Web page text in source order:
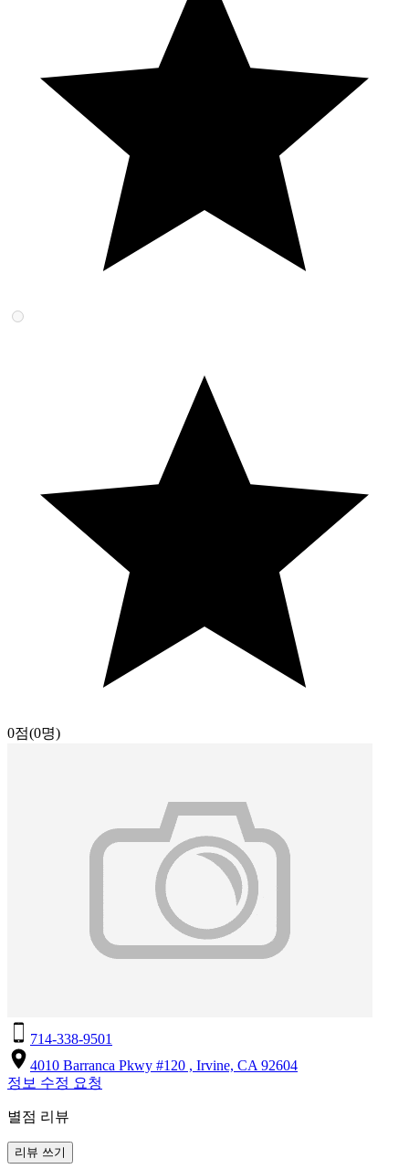
0점(0명)
714-338-9501
4010 Barranca Pkwy #120 , Irvine, CA 92604
정보 수정 요청
별점 리뷰
리뷰 쓰기